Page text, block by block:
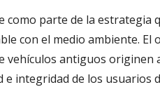
como parte de la estrategia
con el medio ambiente. El
antiguos originen
integridad de los usuarios